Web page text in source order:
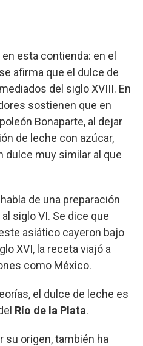
esta contienda: en el
afirma que el dulce de
del siglo XVIII. En
sostienen que en
Bonaparte, al dejar
de leche con azúcar,
dulce muy similar al que
de una preparación
siglo VI. Se dice que
asiático cayeron bajo
XVI, la receta viajó a
como México.
el dulce de leche es
Río de la Plata.
su origen, también ha